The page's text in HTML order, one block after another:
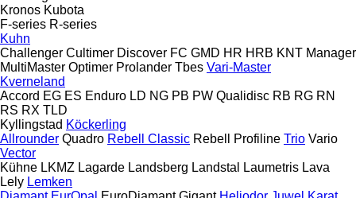
Kronos Kubota
F-series R-series
Kuhn
Challenger Cultimer Discover FC GMD HR HRB KNT Manager
MultiMaster Optimer Prolander Tbes Vari-Master
Kverneland
Accord EG ES Enduro LD NG PB PW Qualidisc RB RG RN
RS RX TLD
Kyllingstad Köckerling
Allrounder Quadro Rebell Classic Rebell Profiline Trio Vario
Vector
Kühne LKMZ Lagarde Landsberg Landstal Laumetris Lava
Lely Lemken